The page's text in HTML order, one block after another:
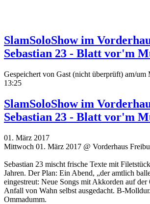
SlamSoloShow im
Sebastian 23 - Blatt vor'm
Gespeichert von Gast (nicht überprüft) am/um
13:25
SlamSoloShow im
Sebastian 23 - Blatt vor'm
01. März 2017
Mittwoch 01. März 2017 @ Vorderhaus
Sebastian 23 mischt frische Texte mit
Jahren. Der Plan: Ein Abend, „der amtlich
eingestreut: Neue Songs mit Akkorden auf der
Anfall von Wahn selbst ausgedacht. B-
Ommadumm.